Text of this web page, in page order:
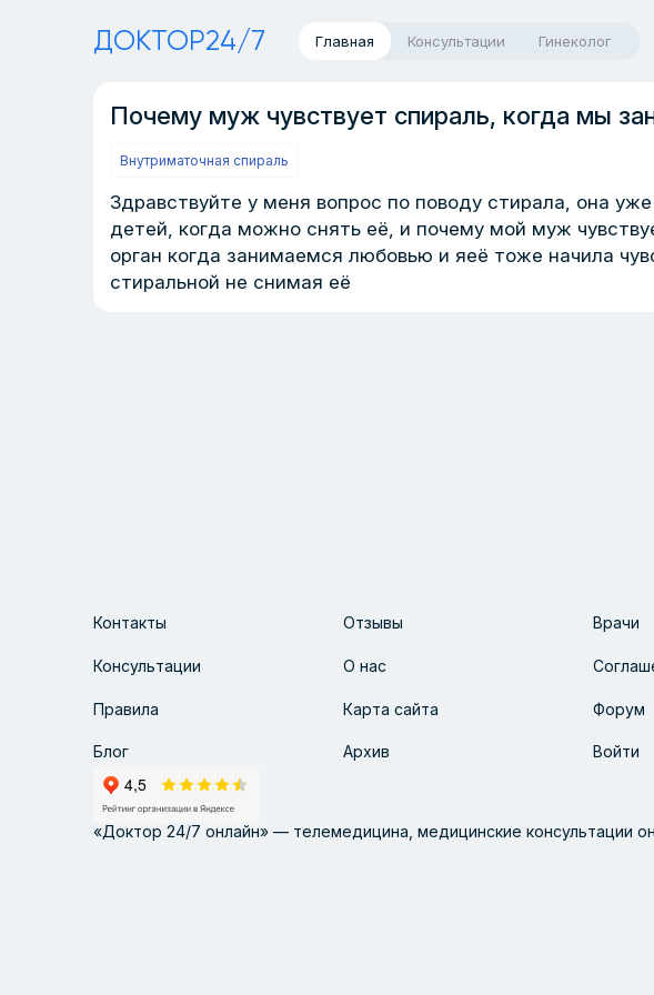
ДОКТОР24/7 Главная Консультации Гинеколог
Почему муж чувствует спираль, когда мы
Внутриматочная спираль
Здравствуйте у меня вопрос по поводу стирала, она
детей, когда можно снять её, и почему мой муж
орган когда занимаемся любовью и яеё тоже начила
стиральной не снимая её
Контакты Отзывы Врачи
Консультации О нас
Правила Карта сайта Форум
Блог Архив Войти
«Доктор 24/7 онлайн» — телемедицина, медицинские консультации